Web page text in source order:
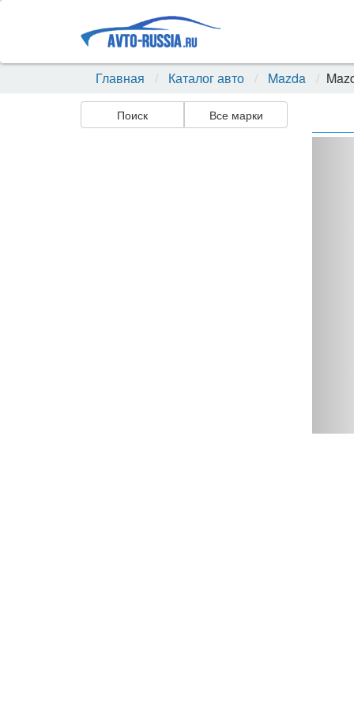
Главная Каталог авто Mazda
Поиск Все марки